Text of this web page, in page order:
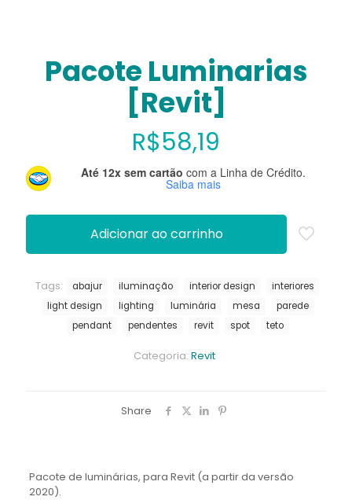
Pacote Luminarias
[Revit]
R$58,19
Até 12x sem cartão com a Linha de Crédito.
Saiba mais
Adicionar ao carrinho
Categoria: Revit
Tags: abajur iluminação interior design
interiores
light design
lighting luminária mesa
parede
pendant
pendentes revit spot teto
Share
Pacote de luminárias, para Revit (a partir da versão
2020).